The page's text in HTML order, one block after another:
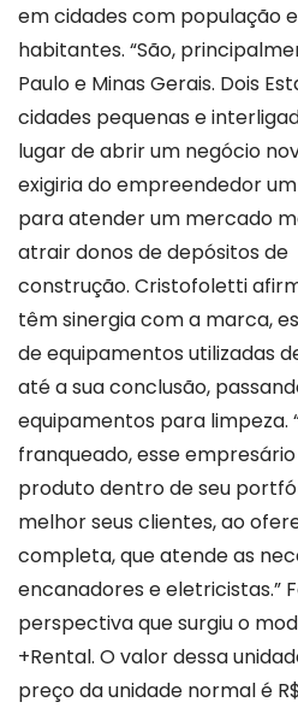
em cidades com população
habitantes. “São,
Paulo e Minas Gerais. Dois
cidades pequenas e
lugar de abrir um negócio
exigiria do empreendedor
para atender um mercado
atrair donos de depósitos de
construção. Cristofoletti
têm sinergia com a marca,
de equipamentos utilizadas
até a sua conclusão,
equipamentos para limpeza.
franqueado, esse
produto dentro de seu
melhor seus clientes, ao
completa, que atende as
encanadores e eletricistas.”
perspectiva que surgiu o
+Rental. O valor dessa
preço da unidade normal é